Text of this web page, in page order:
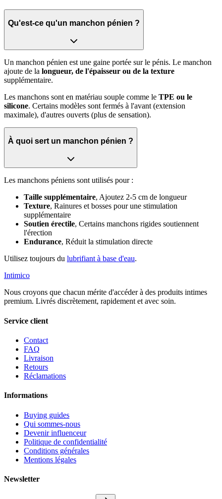
Qu'est-ce qu'un manchon pénien ?
Un manchon pénien est une gaine portée sur le pénis. Le manchon
ajoute de la longueur, de l'épaisseur ou de la texture
supplémentaire.
Les manchons sont en matériau souple comme le TPE ou le
silicone. Certains modèles sont fermés à l'avant (extension
maximale), d'autres ouverts (plus de sensation).
À quoi sert un manchon pénien ?
Les manchons péniens sont utilisés pour :
Taille supplémentaire, Ajoutez 2-5 cm de longueur
Texture, Rainures et bosses pour une stimulation
supplémentaire
Soutien érectile, Certains manchons rigides soutiennent
l'érection
Endurance, Réduit la stimulation directe
Utilisez toujours du lubrifiant à base d'eau.
Intimico
Nous croyons que chacun mérite d'accéder à des produits intimes
premium. Livrés discrètement, rapidement et avec soin.
Service client
Contact
FAQ
Livraison
Retours
Réclamations
Informations
Buying guides
Qui sommes-nous
Devenir influenceur
Politique de confidentialité
Conditions générales
Mentions légales
Newsletter